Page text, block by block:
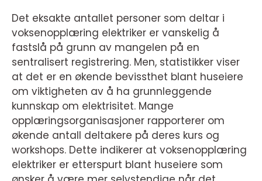
Det eksakte antallet personer som deltar i
voksenopplæring elektriker er vanskelig å
fastslå på grunn av mangelen på en
sentralisert registrering. Men, statistikker viser
at det er en økende bevissthet blant huseiere
om viktigheten av å ha grunnleggende
kunnskap om elektrisitet. Mange
opplæringsorganisasjoner rapporterer om
økende antall deltakere på deres kurs og
workshops. Dette indikerer at voksenopplæring
elektriker er etterspurt blant huseiere som